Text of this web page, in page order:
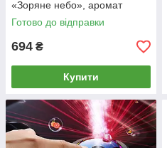
«Зоряне небо», аромат
Романантика, з підсвіткою,
Type-C, 5 режимів,
Готово до відправки
694 ₴
Купити